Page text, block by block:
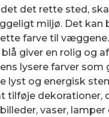
det rette sted,
miljø. Det kan
farve til
giver en rolig og
lysere farver som
lyst og energisk
tilføje dekorationer,
vaser, lamper